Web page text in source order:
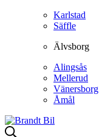
Karlstad
Säffle
Älvsborg
Alingsås
Mellerud
Vänersborg
Åmål